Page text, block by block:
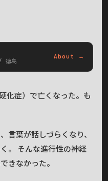
徳島
About →
化症）で亡くなった。も
言葉が話しづらくなり、
。 そんな進行性の神経
きなかった。